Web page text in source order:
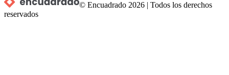
© Encuadrado 2026 |Todos los derechos
reservados